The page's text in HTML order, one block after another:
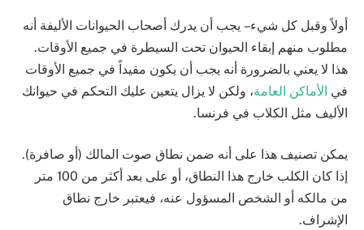
أولاً وقبل كل شيء – يجب أن يدرك أصحاب الحيوانات الأليفة أنه
مطلوب منهم إبقاء الحيوان تحت السيطرة في جميع الأوقات.
هذا لا يعني بالضرورة أنه يجب أن يكون مقيداً في جميع الأوقات
في الأماكن العامة، ولكن لا يزال يتعين عليك التحكم في حيوانك
الأليف مثل الكلاب في فرنسا.
يمكن تصنيف هذا على أنه ضمن نطاق صوت المالك (أو صافرة).
إذا كان الكلب خارج هذا النطاق، أو على بعد أكثر من 100 متر
من مالكه أو الشخص المسؤول عنه، فيعتبر خارج نطاق
الإشراف.